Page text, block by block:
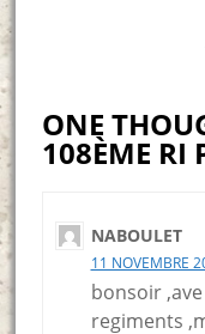
ONE
108ÈME RI
NABOULET
11 NOVEMBRE
bonsoir
regiments